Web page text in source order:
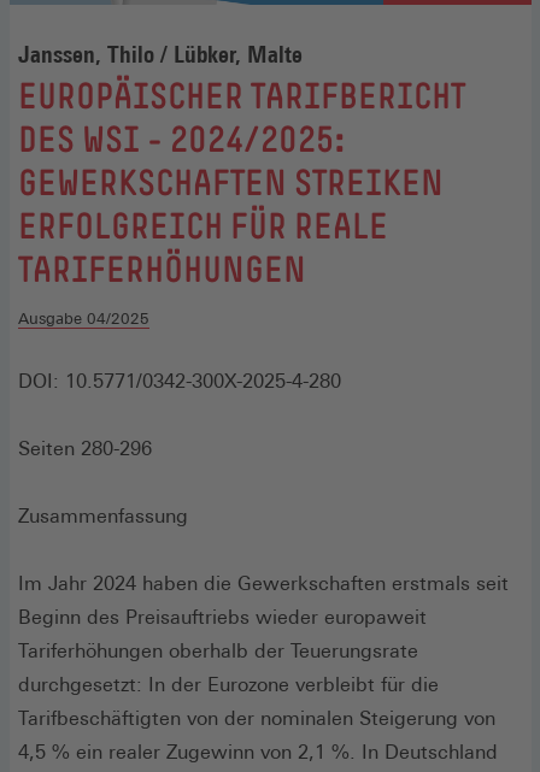
Janssen, Thilo / Lübker, Malte
:
EUROPÄISCHER TARIFBERICHT
DES WSI - 2024/2025:
GEWERKSCHAFTEN STREIKEN
ERFOLGREICH FÜR REALE
TARIFERHÖHUNGEN
Ausgabe 04/2025
DOI: 10.5771/0342-300X-2025-4-280
Seiten 280-296
Zusammenfassung
Im Jahr 2024 haben die Gewerkschaften erstmals seit
Beginn des Preisauf‌triebs wieder europaweit
Tariferhöhungen oberhalb der Teuerungsrate
durchgesetzt: In der Eurozone verbleibt für die
Tarifbeschäftigten von der nominalen Steigerung von
4,5 % ein realer Zugewinn von 2,1 %. In Deutschland